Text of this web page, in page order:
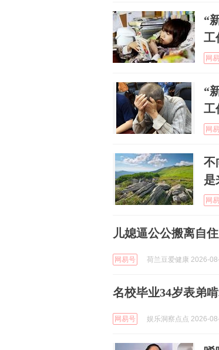
“
工
网
“
工
网
不
是
网
儿媳逼公公搬离自
网易号 荷兰豆爱健康 2026-
名校毕业34岁表弟
网易号 娱乐洞察点点 2026-